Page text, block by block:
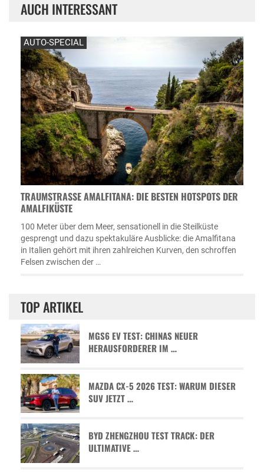
AUCH INTERESSANT
AUTO-SPECIAL
TRAUMSTRASSE AMALFITANA: DIE BESTEN HOTSPOTS DER A
MALFIKÜSTE
100 Meter über dem Meer, sensationell in die Steilküste
gesprengt und dazu spektakuläre Ausblicke: die Amalfitana
in Italien gehört mit ihren zahlreichen Kurven, den schroffen
Felsen zwischen der …
TOP ARTIKEL
MGS6 EV TEST: CHINAS NEUER
HERAUSFORDERER IM …
MAZDA CX-5 2026 TEST: WARUM DIESER
SUV JETZT …
BYD ZHENGZHOU TEST TRACK: DER
ULTIMATIVE …